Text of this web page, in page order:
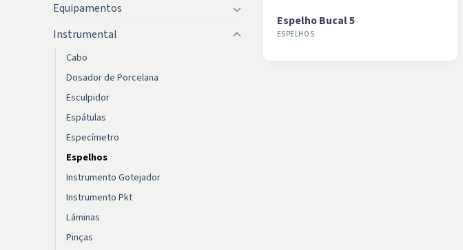
Equipamentos
Instrumental
Cabo
Dosador de Porcelana
Esculpidor
Espátulas
Especímetro
Espelhos
Instrumento Gotejador
Instrumento Pkt
Láminas
Pinças
ESPELHOS
Espelho Bucal 5